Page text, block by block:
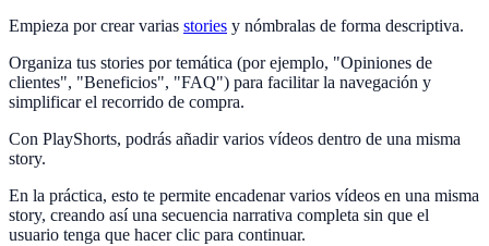
Empieza por crear varias stories y nómbralas de forma descriptiva.
Organiza tus stories por temática (por ejemplo, "Opiniones de
clientes", "Beneficios", "FAQ") para facilitar la navegación y
simplificar el recorrido de compra.
Con PlayShorts, podrás añadir varios vídeos dentro de una misma
story.
En la práctica, esto te permite encadenar varios vídeos en una misma
story, creando así una secuencia narrativa completa sin que el
usuario tenga que hacer clic para continuar.